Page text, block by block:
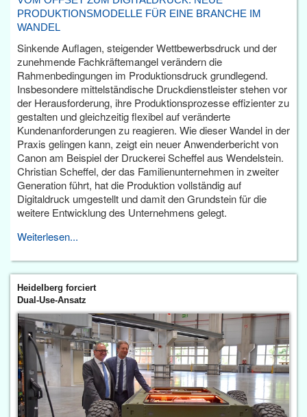
PRODUKTIONSMODELLE FÜR EINE BRANCHE IM
WANDEL
Sinkende Auflagen, steigender Wettbewerbsdruck und der
zunehmende Fachkräftemangel verändern die
Rahmenbedingungen im Produktionsdruck grundlegend.
Insbesondere mittelständische Druckdienstleister stehen vor
der Herausforderung, ihre Produktionsprozesse effizienter zu
gestalten und gleichzeitig flexibel auf veränderte
Kundenanforderungen zu reagieren. Wie dieser Wandel in der
Praxis gelingen kann, zeigt ein neuer Anwenderbericht von
Canon am Beispiel der Druckerei Scheffel aus Wendelstein.
Christian Scheffel, der das Familienunternehmen in zweiter
Generation führt, hat die Produktion vollständig auf
Digitaldruck umgestellt und damit den Grundstein für die
weitere Entwicklung des Unternehmens gelegt.
Weiterlesen...
Heidelberg forciert
Dual-Use-Ansatz